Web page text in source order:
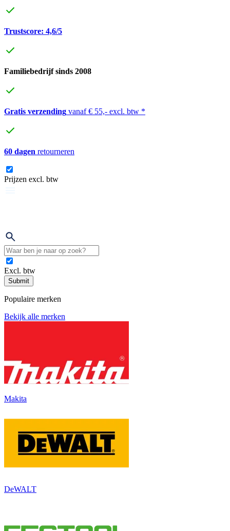
Trustscore: 4,6/5
Familiebedrijf sinds 2008
Gratis verzending vanaf € 55,- excl. btw *
60 dagen retourneren
Prijzen excl. btw
Excl. btw
Submit
Populaire merken
Bekijk alle merken
Makita
DeWALT